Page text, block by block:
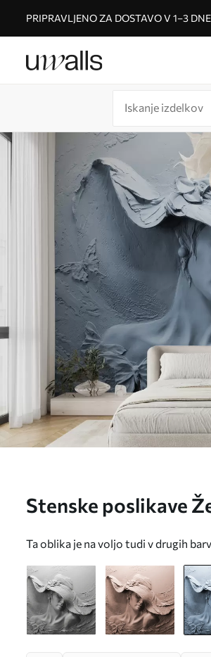
PRIPRAVLJENO ZA DOSTAVO V 1–3
Stenske poslikave
Ta oblika je na voljo tudi v drugih